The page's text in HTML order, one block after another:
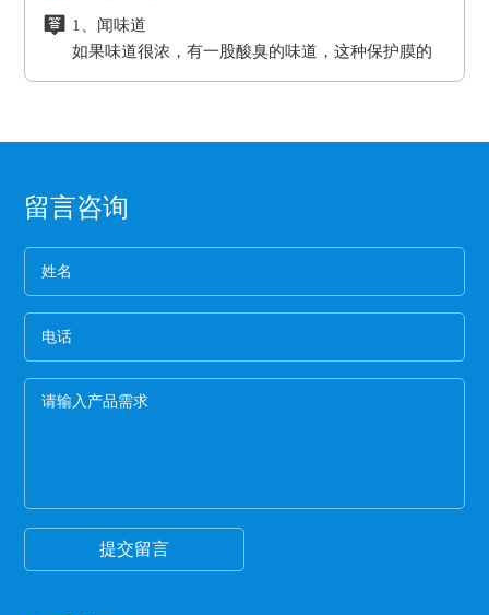
生产需要，所以一定要根据离型膜的使用范围来
进行选择，要确保能够符合企业产品的生产要
的效果。另外硅胶缓冲垫还可以保护模板、弥补压
板误差保证热压机的正常工作。
硅胶的胶水跟硅油离型膜同属矽利康的类别，时
间长了会产生各方面的反应就是贴死。
耐湿性，防潮、防油，起到产品的隔离作用。
二、良好的耐高温性能、平滑度和强度。
三、氟塑离型膜可以防止预浸料粘连，又可以保
1、闻味道
如果味道很浓，有一股酸臭的味道，这种保护膜的
保持力非常差。
保护膜按照常规就应该卷得整齐，这样的保护膜没
概率非常高,强度差。
膜硬的保护膜一般都比较次，而且由于膜厚，实际
米数会减少。好的保护膜所选用的薄膜都比较柔
留言咨询
提交留言